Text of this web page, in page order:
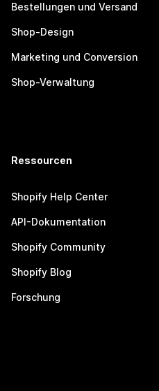
Bestellungen und Versand
Shop-Design
Marketing und Conversion
Shop-Verwaltung
Ressourcen
Shopify Help Center
API-Dokumentation
Shopify Community
Shopify Blog
Forschung